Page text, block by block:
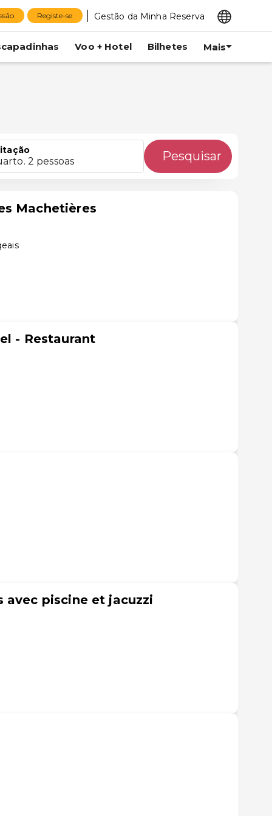
Registe-se Gestão da Minha Reserva
Voo + Hotel Bilhetes Mais
2 pessoas Pesquisar
Machetières
- Restaurant
avec piscine et jacuzzi